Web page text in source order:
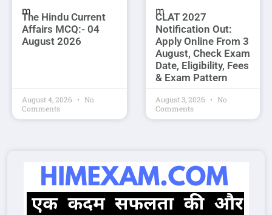
The Hindu Current
Affairs MCQ:- 04
August 2026
August 4, 2026
No
Comments
CLAT 2027
Notification Out:
Apply Online From 3
August, Check Exam
Date, Eligibility, Fees
& Exam Pattern
August 3, 2026
No
Comments